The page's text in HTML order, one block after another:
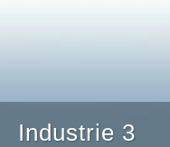
Industrie 3